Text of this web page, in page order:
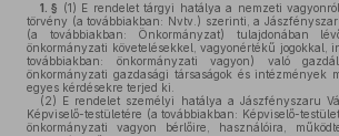
1. § (1) E rendelet tárgyi hatálya a nemzeti vagyonról
törvény (a továbbiakban: Nvtv.) szerinti, a
(a továbbiakban: Önkormányzat) tulajdonában
önkormányzati követelésekkel, vagyonértékű jogokkal,
továbbiakban: önkormányzati vagyon) való
önkormányzati gazdasági társaságok és intézmények
egyes kérdésekre terjed ki.
(2) E rendelet személyi hatálya a Jászfényszaru
Képviselő-testületére (a továbbiakban: Képviselő-
önkormányzati vagyon bérlőire, használóira,